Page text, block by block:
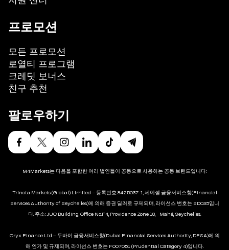
프로모션
모든 프로모션
로열티 프로그램
크레딧 보너스
친구 추천
팔로우하기
M4Markets는 다음을 포함한 여러 법인들이 공동으로 사용하는 공동 브랜드입니다:
Trinota Markets (Global) Limited – 등록번호 8425037-1, 세이셸 금융서비스청(Financial
Services Authority of Seychelles)에 의해 증권 딜러로 규제되며, 라이선스 번호는 SD035입니
다. 주소: JUC Building, Office No.F4, Providence Zone 18, Mahé, Seychelles.
Oryx Finance Ltd – 두바이 금융서비스청(Dubai Financial Services Authority, DFSA)에 의
해 인가 및 규제되며, 라이선스 번호는 F007051 (Prudential Category 4)입니다.